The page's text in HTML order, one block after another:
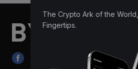
The Crypto Ark of the
Fingertips.